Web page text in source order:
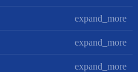
expand_more
expand_more
expand_more